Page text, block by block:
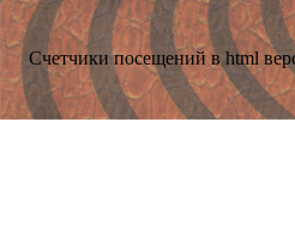
Счетчики посещений в html